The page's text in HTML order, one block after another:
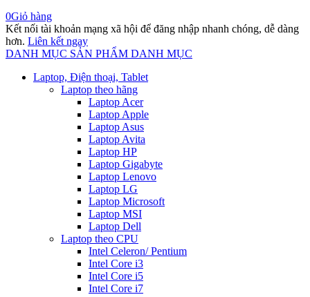
0Giỏ hàng
Kết nối tài khoản mạng xã hội để đăng nhập nhanh chóng, dễ dàng
hơn. Liên kết ngay
DANH MỤC SẢN PHẨM DANH MỤC
Laptop, Điện thoại, Tablet
Laptop theo hãng
Laptop Acer
Laptop Apple
Laptop Asus
Laptop Avita
Laptop HP
Laptop Gigabyte
Laptop Lenovo
Laptop LG
Laptop Microsoft
Laptop MSI
Laptop Dell
Laptop theo CPU
Intel Celeron/ Pentium
Intel Core i3
Intel Core i5
Intel Core i7